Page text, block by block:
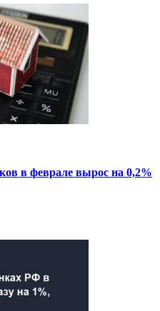
в феврале вырос на 0,2%